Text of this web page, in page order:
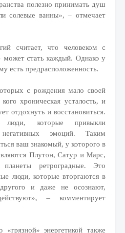
полезно принимать душ
солевые ванны», – отмечает
считает, что человеком с
может стать каждый. Однако у
есть предрасположенность.
с рождения мало своей
хроническая усталость, и
отдохнуть и восстановиться.
которые привыкли
эмоций. Таким
ваш знакомый, у которого в
Плутон, Сатур и Марс,
ретроградные. Это
люди, которые вторгаются в
другого и даже не осознают,
– комментирует
«грязной» энергетикой также